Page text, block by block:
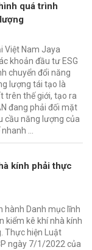
quá trình
Việt Nam Jaya
khoản đầu tư ESG
chuyển đổi năng
lượng tái tạo là
trên thế giới, tạo ra
đang phải đối mặt
cầu năng lượng của
…
kính phải thực
hành Danh mục lĩnh
kiểm kê khí nhà kính
Thực hiện Luật
ngày 7/1/2022 của